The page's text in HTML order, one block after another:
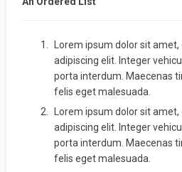
Lorem ipsum dolor sit
adipiscing elit. Integer
porta interdum. Maecenas
felis eget malesuada.
Lorem ipsum dolor sit
adipiscing elit. Integer
porta interdum. Maecenas
felis eget malesuada.